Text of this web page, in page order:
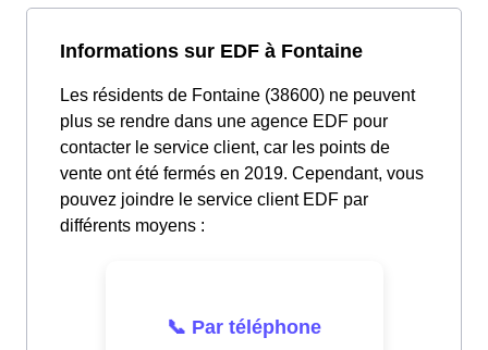
Informations sur EDF à Fontaine
Les résidents de Fontaine (38600) ne peuvent
plus se rendre dans une agence EDF pour
contacter le service client, car les points de
vente ont été fermés en 2019. Cependant, vous
pouvez joindre le service client EDF par
différents moyens :
📞 Par téléphone